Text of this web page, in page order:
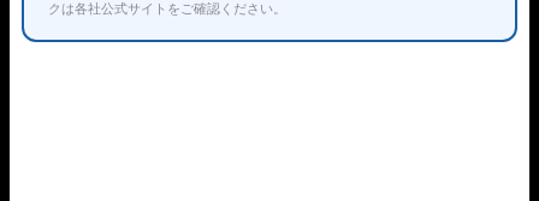
クは各社公式サイトをご確認ください。